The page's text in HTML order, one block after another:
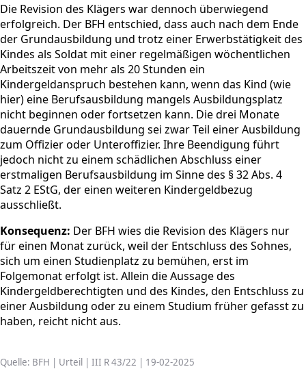
Die Revision des Klägers war dennoch überwiegend
erfolgreich. Der BFH entschied, dass auch nach dem Ende
der Grundausbildung und trotz einer Erwerbstätigkeit des
Kindes als Soldat mit einer regelmäßigen wöchentlichen
Arbeitszeit von mehr als 20 Stunden ein
Kindergeldanspruch bestehen kann, wenn das Kind (wie
hier) eine Berufsausbildung mangels Ausbildungsplatz
nicht beginnen oder fortsetzen kann. Die drei Monate
dauernde Grundausbildung sei zwar Teil einer Ausbildung
zum Offizier oder Unteroffizier. Ihre Beendigung führt
jedoch nicht zu einem schädlichen Abschluss einer
erstmaligen Berufsausbildung im Sinne des § 32 Abs. 4
Satz 2 EStG, der einen weiteren Kindergeldbezug
ausschließt.
Konsequenz: Der BFH wies die Revision des Klägers nur
für einen Monat zurück, weil der Entschluss des Sohnes,
sich um einen Studienplatz zu bemühen, erst im
Folgemonat erfolgt ist. Allein die Aussage des
Kindergeldberechtigten und des Kindes, den Entschluss zu
einer Ausbildung oder zu einem Studium früher gefasst zu
haben, reicht nicht aus.
Quelle: BFH | Urteil | III R 43/22 | 19-02-2025